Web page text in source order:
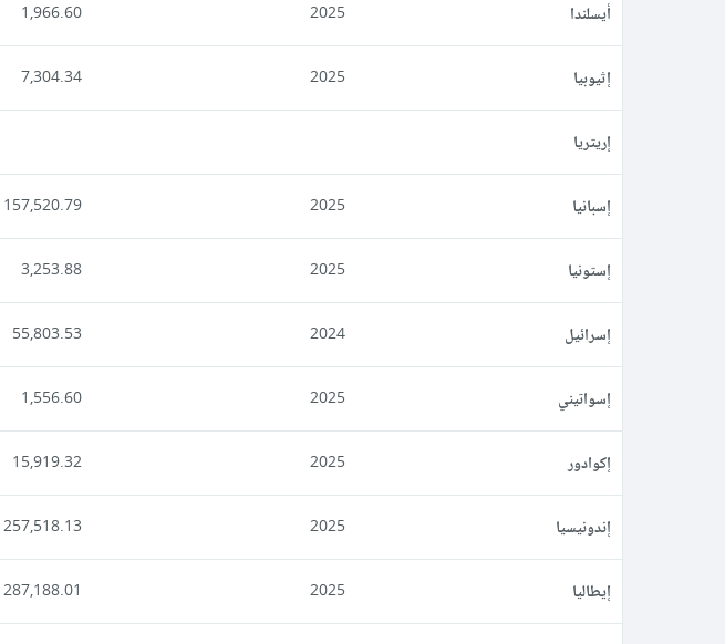
أيسلندا 2025
1,966.60
إثيوبيا 2025
7,304.34
إريتريا
إسبانيا 2025
157,520.79
إستونيا 2025
3,253.88
إسرائيل 2024
55,803.53
إسواتيني 2025
1,556.60
إكوادور 2025
15,919.32
إندونيسيا 2025
257,518.13
إيطاليا 2025
287,188.01